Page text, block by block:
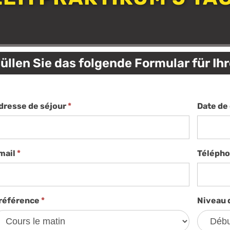
Sie das folgende Formular für
de séjour* Date
*
* Niveau